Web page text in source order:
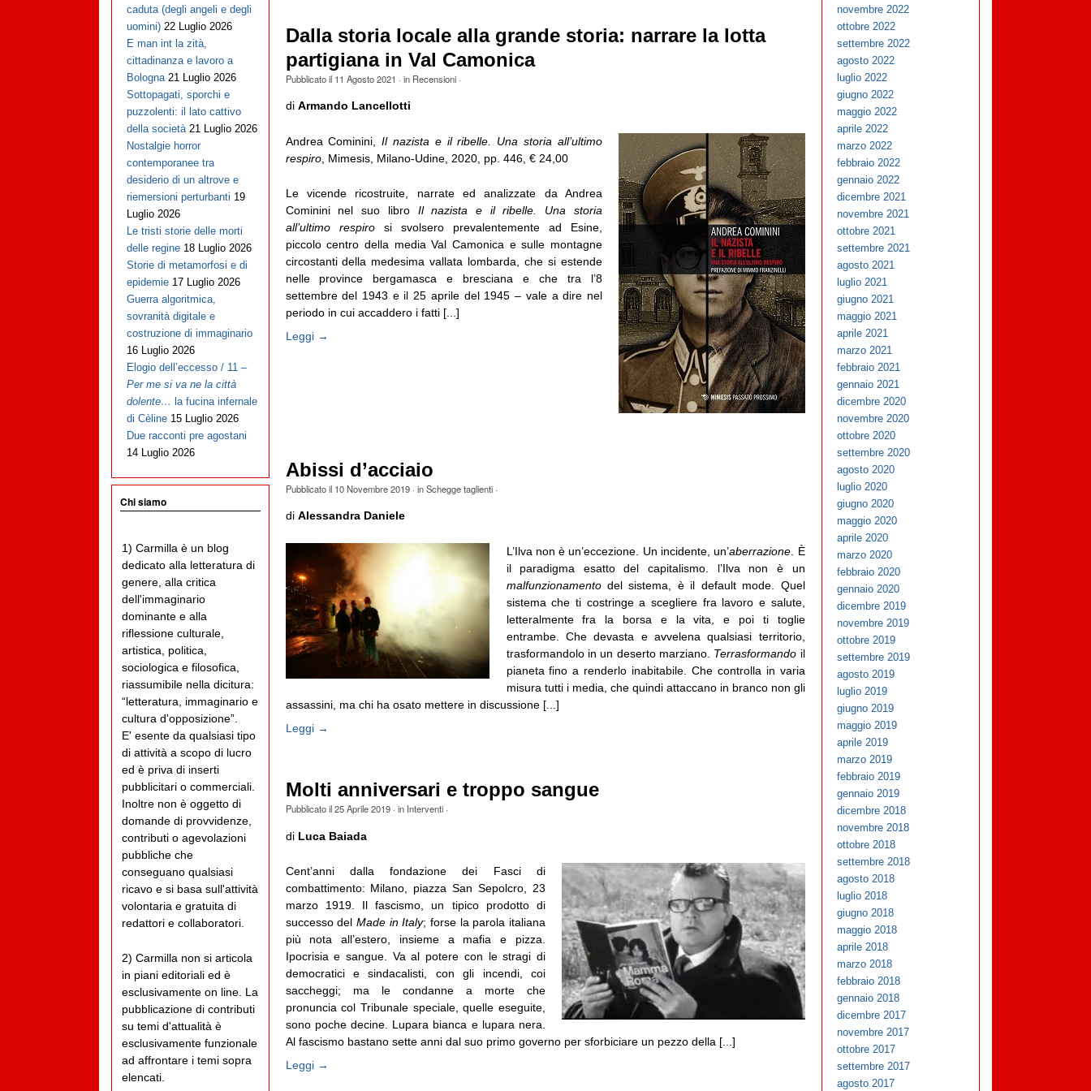
Dalla storia locale alla grande storia: narrare la lotta
partigiana in Val Camonica
Pubblicato il 11 Agosto 2021 · in Recensioni·
di Armando Lancellotti
Andrea Cominini,Il nazista e il ribelle. Una storia all’ultimo
respiro, Mimesis, Milano-Udine, 2020, pp. 446, € 24,00
Le vicende ricostruite, narrate ed analizzate da Andrea
Cominini nel suo libro Il nazista e il ribelle. Una storia
all’ultimo respirosi svolsero prevalentemente ad Esine,
piccolo centro della media Val Camonica e sulle montagne
circostanti della medesima vallata lombarda, che si estende
nelle province bergamasca e bresciana e che tra l’8
settembre del 1943 e il 25 aprile del 1945 – vale a dire nel
periodo in cui accaddero i fatti [...]
Leggi →
Abissi d’acciaio
Pubblicato il 10 Novembre 2019· inSchegge taglienti·
di Alessandra Daniele
L’Ilva non è un’eccezione. Un incidente, un’aberrazione . È
il paradigma esatto del capitalismo. l’Ilva non è un
malfunzionamentodel sistema, è il default mode. Quel
sistema che ti costringe a scegliere fra lavoro e salute,
letteralmente fra la borsa e la vita, e poi ti toglie
entrambe. Che devasta e avvelena qualsiasi territorio,
trasformandolo in un deserto marziano. Terrasformando il
pianeta fino a renderlo inabitabile. Che controlla in varia
misura tutti i media, che quindi attaccano in branco non gli
assassini, ma chi ha osato mettere in discussione [...]
Leggi →
Molti anniversari e troppo sangue
Pubblicato il25 Aprile 2019· in Interventi·
di Luca Baiada
Cent’anni dalla fondazione dei Fasci di
combattimento: Milano, piazza San Sepolcro, 23
marzo 1919. Il fascismo, un tipico prodotto di
successo del Made in Italy; forse la parola italiana
più nota all’estero, insieme a mafia e pizza.
Ipocrisia e sangue. Va al potere con le stragi di
democratici e sindacalisti, con gli incendi, coi
saccheggi; ma le condanne a morte che
pronuncia col Tribunale speciale, quelle eseguite,
sono poche decine. Lupara bianca e lupara nera.
Al fascismo bastano sette anni dal suo primo governo per sforbiciare un pezzo della [...]
Leggi →
caduta (degli angeli e degli
uomini) 22 Luglio 2026
E man int la zità,
cittadinanza e lavoro a
Bologna 21 Luglio 2026
Sottopagati, sporchi e
puzzolenti: il lato cattivo
della società 21 Luglio 2026
Nostalgie horror
contemporanee tra
desiderio di un altrove e
riemersioni perturbanti 19
Luglio 2026
Le tristi storie delle morti
delle regine 18 Luglio 2026
Storie di metamorfosi e di
epidemie 17 Luglio 2026
Guerra algoritmica,
sovranità digitale e
costruzione di immaginario
16 Luglio 2026
Elogio dell’eccesso / 11 –
Per me si va ne la città
dolente… la fucina infernale
di Cèline 15 Luglio 2026
Due racconti pre agostani
14 Luglio 2026
Chi siamo
1) Carmilla è un blog
dedicato alla letteratura di
genere, alla critica
dell'immaginario
dominante e alla
riflessione culturale,
artistica, politica,
sociologica e filosofica,
riassumibile nella dicitura:
“letteratura, immaginario e
cultura d'opposizione”.
E' esente da qualsiasi tipo
di attività a scopo di lucro
ed è priva di inserti
pubblicitari o commerciali.
Inoltre non è oggetto di
domande di provvidenze,
contributi o agevolazioni
pubbliche che
conseguano qualsiasi
ricavo e si basa sull'attività
volontaria e gratuita di
redattori e collaboratori.
2) Carmilla non si articola
in piani editoriali ed è
esclusivamente on line. La
pubblicazione di contributi
su temi d'attualità è
esclusivamente funzionale
ad affrontare i temi sopra
elencati.
novembre 2022
ottobre 2022
settembre 2022
agosto 2022
luglio 2022
giugno 2022
maggio 2022
aprile 2022
marzo 2022
febbraio 2022
gennaio 2022
dicembre 2021
novembre 2021
ottobre 2021
settembre 2021
agosto 2021
luglio 2021
giugno 2021
maggio 2021
aprile 2021
marzo 2021
febbraio 2021
gennaio 2021
dicembre 2020
novembre 2020
ottobre 2020
settembre 2020
agosto 2020
luglio 2020
giugno 2020
maggio 2020
aprile 2020
marzo 2020
febbraio 2020
gennaio 2020
dicembre 2019
novembre 2019
ottobre 2019
settembre 2019
agosto 2019
luglio 2019
giugno 2019
maggio 2019
aprile 2019
marzo 2019
febbraio 2019
gennaio 2019
dicembre 2018
novembre 2018
ottobre 2018
settembre 2018
agosto 2018
luglio 2018
giugno 2018
maggio 2018
aprile 2018
marzo 2018
febbraio 2018
gennaio 2018
dicembre 2017
novembre 2017
ottobre 2017
settembre 2017
agosto 2017